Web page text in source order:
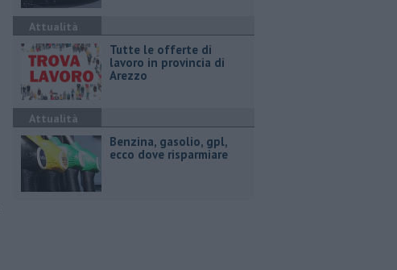
Attualità
​Tutte le offerte di
lavoro in provincia di
Arezzo
Attualità
​Benzina, gasolio, gpl,
ecco dove risparmiare